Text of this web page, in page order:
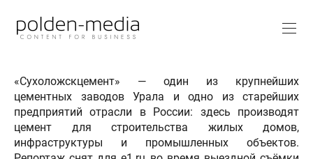
«Сухоложскцемент» — один из крупнейших
цементных заводов Урала и одно из старейших
предприятий отрасли в России: здесь производят
цемент для строительства жилых домов,
инфраструктуры и промышленных объектов.